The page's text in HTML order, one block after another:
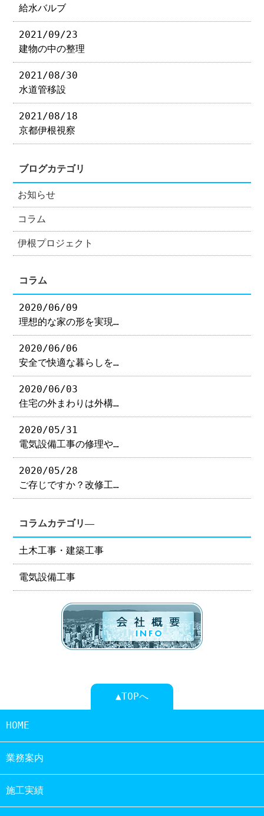
給水バルブ
2021/09/23
建物の中の整理
2021/08/30
水道管移設
2021/08/18
京都伊根視察
ブログカテゴリ
お知らせ
コラム
伊根プロジェクト
コラム
2020/06/09
理想的な家の形を実現…
2020/06/06
安全で快適な暮らしを…
2020/06/03
住宅の外まわりは外構…
2020/05/31
電気設備工事の修理や…
2020/05/28
ご存じですか？改修工…
コラムカテゴリ―
土木工事・建築工事
電気設備工事
▲TOPへ
HOME
業務案内
施工実績